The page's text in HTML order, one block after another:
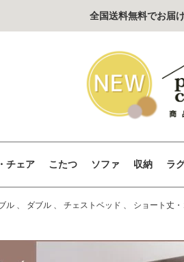
全国送料無料でお届
チェア こたつ ソファ 収納 ラ
ル 、 ダブル 、 チェストベッド 、 ショート丈